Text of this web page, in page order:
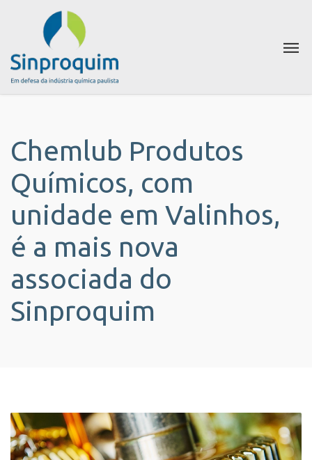
Chemlub Produtos
Químicos, com
unidade em Valinhos,
é a mais nova
associada do
Sinproquim